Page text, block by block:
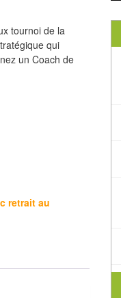
tournoi de la
qui
un Coach de
retrait au